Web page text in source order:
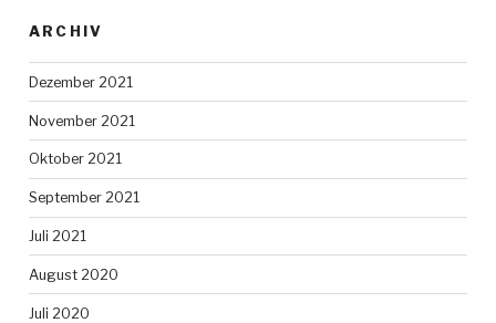
ARCHIV
Dezember 2021
November 2021
Oktober 2021
September 2021
Juli 2021
August 2020
Juli 2020